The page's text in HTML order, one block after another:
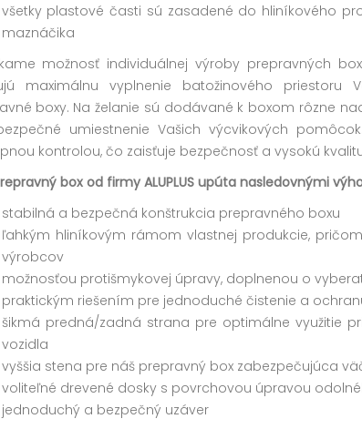
všetky plastové časti sú zasadené do hliníkového
maznáčika
možnosť individuálnej výroby prepravných
maximálnu vyplnenie batožinového
boxy. Na želanie sú dodávané k boxom rôzne
umiestnenie Vašich výcvikových
kontrolou, čo zaisťuje bezpečnosť a vysokú
box od firmy ALUPLUS upúta nasledovnými
stabilná a bezpečná konštrukcia prepravného boxu
ľahkým hliníkovým rámom vlastnej produkcie,
výrobcov
možnosťou protišmykovej úpravy, doplnenou o
praktickým riešením pre jednoduché čistenie a
šikmá predná/zadná strana pre optimálne využitie
vozidla
vyššia stena pre náš prepravný box zabezpečujúca
voliteľné drevené dosky s povrchovou úpravou
jednoduchý a bezpečný uzáver